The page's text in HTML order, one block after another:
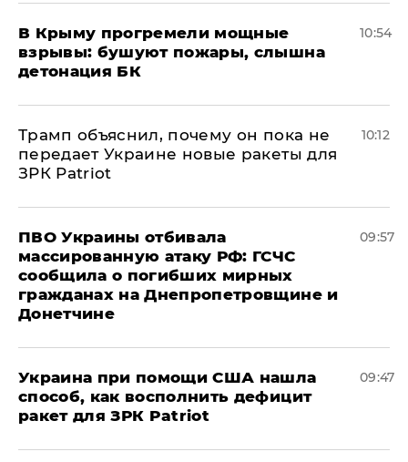
В Крыму прогремели мощные
взрывы: бушуют пожары, слышна
детонация БК
10:54
Трамп объяснил, почему он пока не
передает Украине новые ракеты для
ЗРК Patriot
10:12
ПВО Украины отбивала
массированную атаку РФ: ГСЧС
сообщила о погибших мирных
гражданах на Днепропетровщине и
Донетчине
09:57
Украина при помощи США нашла
способ, как восполнить дефицит
ракет для ЗРК Patriot
09:47